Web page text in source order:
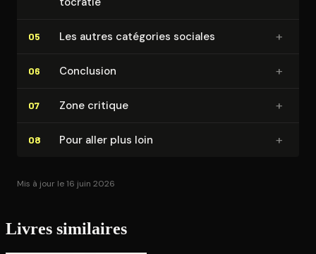
05 Les autres catégories sociales +
06 Conclusion +
07 Zone critique +
08 Pour aller plus loin +
Mis à jour le 16 juin 2026
Livres similaires